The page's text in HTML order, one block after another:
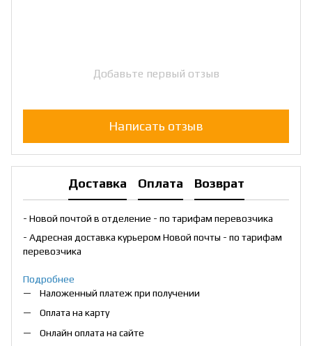
Добавьте первый отзыв
Написать отзыв
Доставка Оплата Возврат
- Новой почтой в отделение - по тарифам перевозчика
- Адресная доставка курьером Новой почты - по тарифам
перевозчика
Подробнее
Наложенный платеж при получении
Оплата на карту
Онлайн оплата на сайте